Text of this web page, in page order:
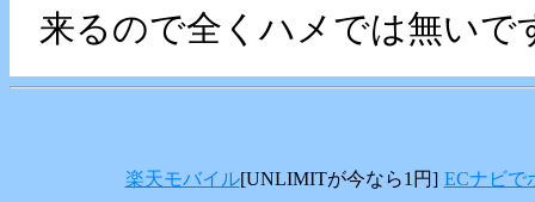
来るので全くハメでは無いで
楽天モバイル[UNLIMITが今なら1円] ECナビで